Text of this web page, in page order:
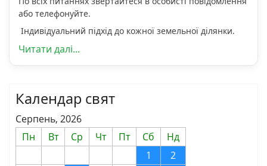
або телефонуйте.
Індивідуальний підхід до кожної земельної ділянки.
Читати далі...
Календар свят
Серпень, 2026
Пн
Вт Ср Чт Пт Сб
Нд
1
2